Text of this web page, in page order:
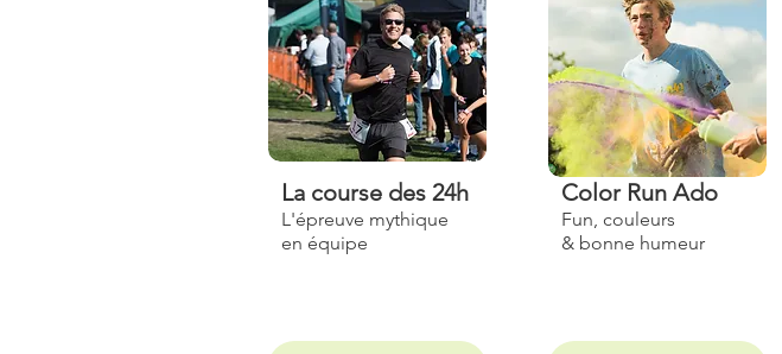
La course des 24h
L'épreuve mythique
en équipe
Color Run Ado
Fun, couleurs
& bonne humeur